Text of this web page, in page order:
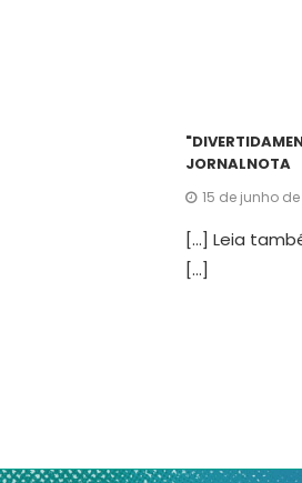
JORNALNOTA
15 de junho
[…] Leia
[…]